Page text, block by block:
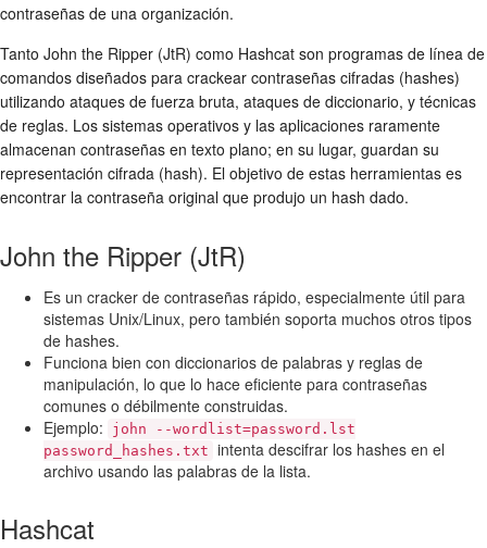
contraseñas de una organización.
Tanto John the Ripper (JtR) como Hashcat son programas de línea de
comandos diseñados para crackear contraseñas cifradas (hashes)
utilizando ataques de fuerza bruta, ataques de diccionario, y técnicas
de reglas. Los sistemas operativos y las aplicaciones raramente
almacenan contraseñas en texto plano; en su lugar, guardan su
representación cifrada (hash). El objetivo de estas herramientas es
encontrar la contraseña original que produjo un hash dado.
John the Ripper (JtR)
Es un cracker de contraseñas rápido, especialmente útil para
sistemas Unix/Linux, pero también soporta muchos otros tipos
de hashes.
Funciona bien con diccionarios de palabras y reglas de
manipulación, lo que lo hace eficiente para contraseñas
comunes o débilmente construidas.
Ejemplo:
john --wordlist=password.lst
password_hashes.txt intenta descifrar los hashes en el
archivo usando las palabras de la lista.
Hashcat